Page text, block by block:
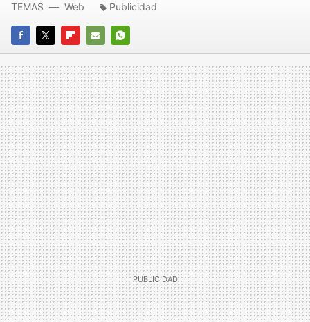
FACEBOOK
TWITTERFLIPBOARD
E-
MAIL
WHATSAPP
TEMAS Web Publicidad